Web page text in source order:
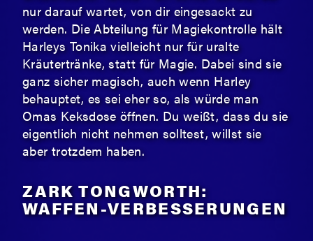
nur darauf wartet, von dir eingesackt zu
werden. Die Abteilung für Magiekontrolle hält
Harleys Tonika vielleicht nur für uralte
Kräutertränke, statt für Magie. Dabei sind sie
ganz sicher magisch, auch wenn Harley
behauptet, es sei eher so, als würde man
Omas Keksdose öffnen. Du weißt, dass du sie
eigentlich nicht nehmen solltest, willst sie
aber trotzdem haben.
ZARK TONGWORTH:
WAFFEN-VERBESSERUNGEN